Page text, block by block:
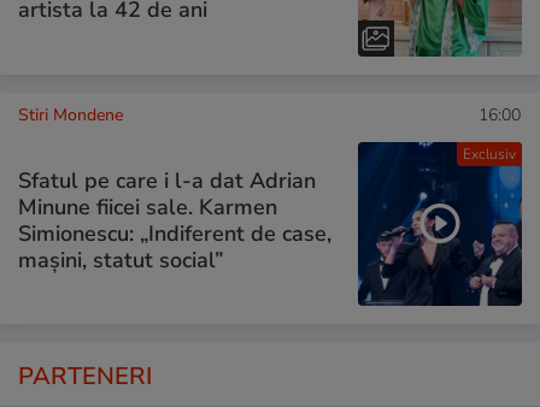
artista la 42 de ani
Exclusiv
Stiri Mondene 16:00
Sfatul pe care i l-a dat Adrian
Minune fiicei sale. Karmen
Simionescu: „Indiferent de case,
mașini, statut social”
PARTENERI